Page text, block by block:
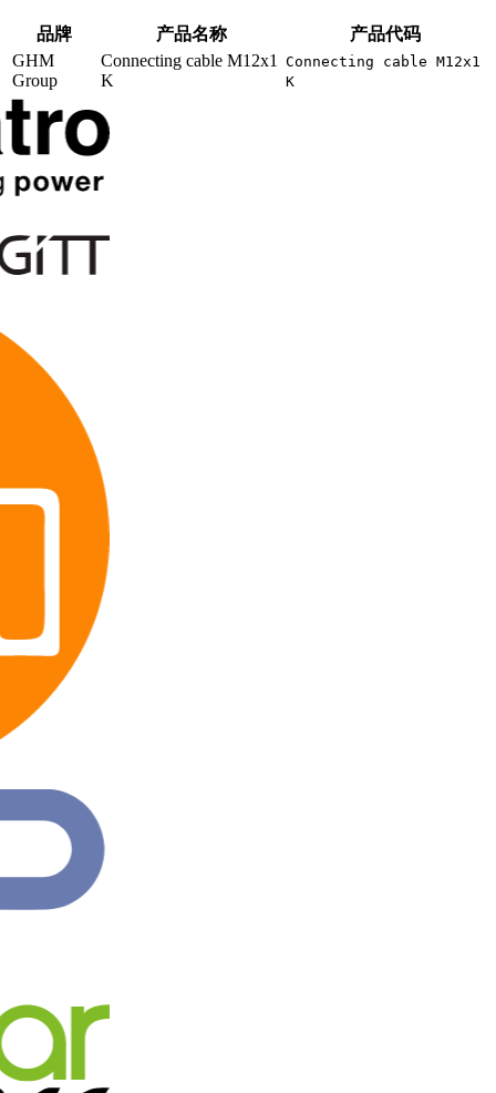
品牌 产品名称
产品代码
GHM
Group
Connecting cable M12x1
K
Connecting cable M12x1
K